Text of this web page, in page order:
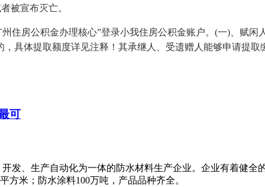
被宣布灭亡。
房公积金办理核心”登录小我住房公积金账户。(一)、赋闲
具体提取额度详见注释！其承继人、受遗赠人能够申请提
可
发、生产自动化为一体的防水材料生产企业。企业有着健全
方米；防水涂料100万吨，产品品种齐全。